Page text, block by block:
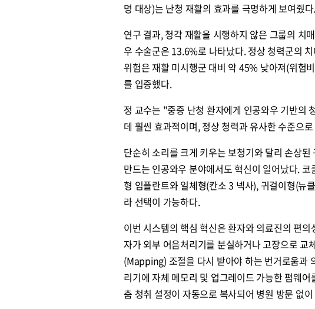
명 대상)는 난청 재활의 효과를 극명하게 보여줬다.
연구 결과, 청각 재활을 시행하지 않은 그룹의
우 수술군은 13.6%로 나타났다. 정상 청력군의
위험은 재활 미시행군 대비 약 45% 낮아져(위험
를 입증했다.
정 교수는 "중증 난청 환자에게 인공와우 기반의
데 훨씬 효과적이며, 정상 청력과 유사한 수준으
단순히 소리를 크게 키우는 보청기와 달리 손상
만드는 인공와우 분야에서도 혁신이 일어났다.
형 임플란트와 일체형(칸소 3 넥사), 귀걸이형(뉴
라 선택이 가능하다.
이번 시스템의 핵심 혁신은 환자와 의료진의 편
자가 외부 어음처리기를 분실하거나 고장으로 교
(Mapping) 조절을 다시 받아야 하는 번거로움과
리기에 자체 메모리 및 업그레이드 가능한 펌웨
춤 청취 설정이 자동으로 복사되어 병원 방문 없